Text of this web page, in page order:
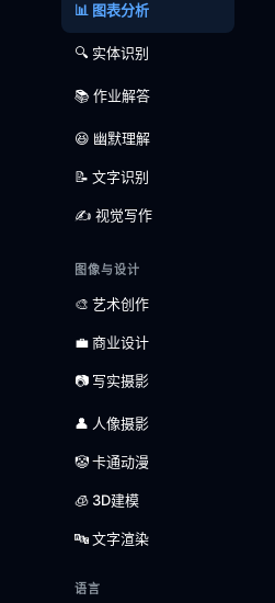
📊 图表分析
🔍 实体识别
📚 作业解答
😆 幽默理解
📝 文字识别
✍️ 视觉写作
图像与设计
🎨 艺术创作
💼 商业设计
📷 写实摄影
👤 人像摄影
🤡 卡通动漫
🧊 3D建模
🔤 文字渲染
语言